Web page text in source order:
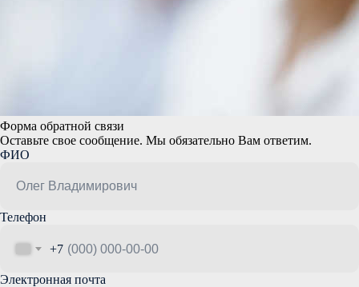
Форма обратной связи
Оставьте свое сообщение. Мы обязательно Вам ответим.
ФИО
Телефон
+7
Электронная почта